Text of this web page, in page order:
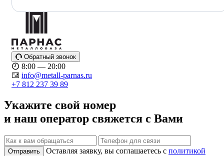
Обратный звонок
8:00 — 20:00
info@metall-parnas.ru
+7 812 237 39 89
Укажите свой номер
и наш оператор свяжется с Вами
Отправить Оставляя заявку, вы соглашаетесь с политикой